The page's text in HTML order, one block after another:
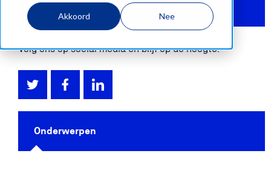
Akkoord Nee
Social media
Volg ons op social media en blijf op de hoogte.
Onderwerpen